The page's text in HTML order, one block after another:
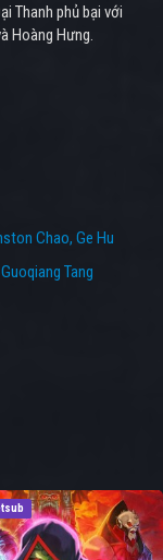
Thanh phủ bại với
Hoàng Hưng.
Chao Ge Hu
Guoqiang Tang